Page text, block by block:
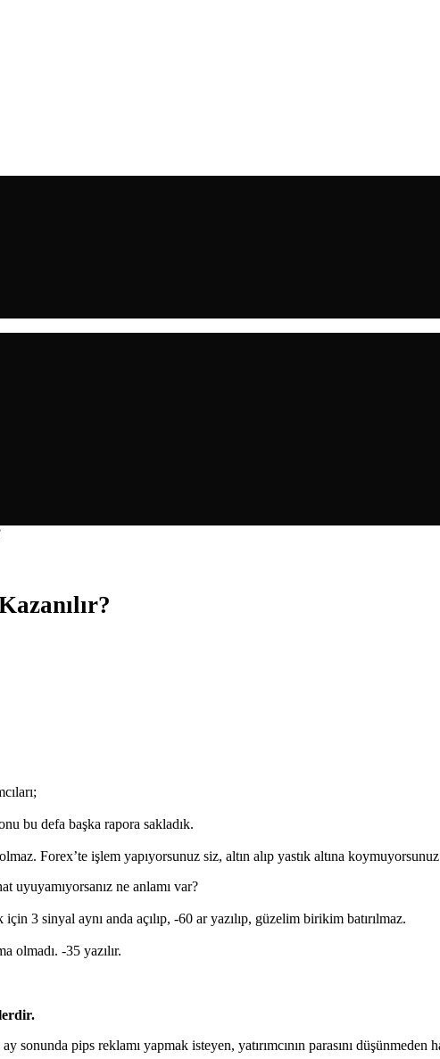
bu defa başka rapora sakladık.
Forex’te işlem yapıyorsunuz siz, altın alıp yastık altına
uyuyamıyorsanız ne anlamı var?
3 sinyal aynı anda açılıp, -60 ar yazılıp, güzelim birikim batırılmaz.
olmadı. -35 yazılır.
sonunda pips reklamı yapmak isteyen, yatırımcının parasını düşünmeden